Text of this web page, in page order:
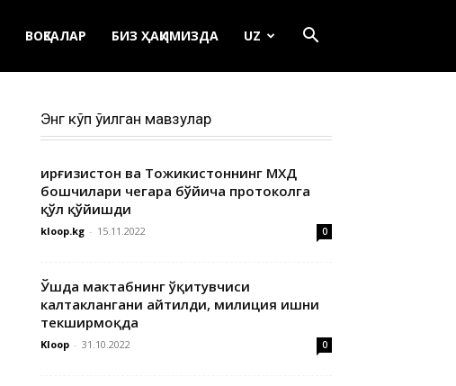
ВОҚЕАЛАР БИЗ ҲАҚИМИЗДА UZ
Энг кўп ўқилган мавзулар
Қирғизистон ва Тожикистоннинг МХДҚ
бошчилари чегара бўйича протоколга
қўл қўйишди
kloop.kg - 15.11.2022 0
Ўшда мактабнинг ўқитувчиси
калтаклангани айтилди, милиция ишни
текширмоқда
Kloop - 31.10.2022 0